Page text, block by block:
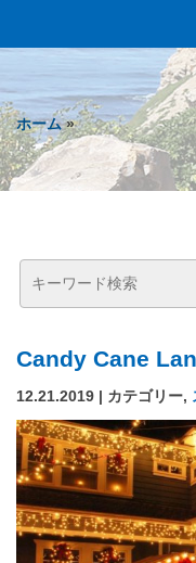
ホーム»
Candy Cane
12.21.2019 | カテゴリー,